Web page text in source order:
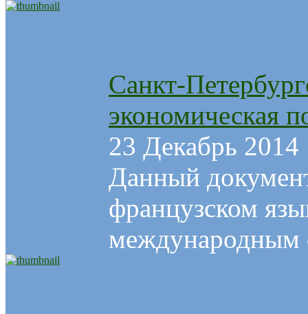
Санкт-
экономическая
23 Декабрь 2014
Данный
французском
международным